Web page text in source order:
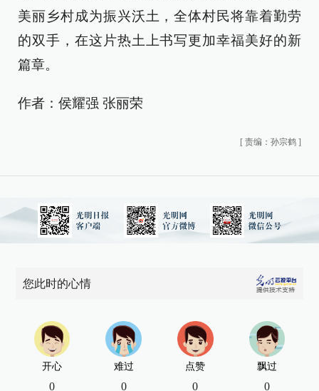
美丽乡村成为振兴沃土，全体村民将靠着勤劳
的双手，在这片热土上书写更加幸福美好的新
篇章。
作者：侯耀强 张丽荣
[ 责编：孙宗鹤 ]
您此时的心情
开心
0
难过
0
点赞
0
飘过
0